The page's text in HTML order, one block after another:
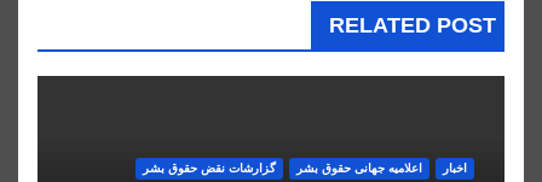
RELATED POST
اخبار اعلاميه جهانی حقوق بشر گزارشات نقض حقوق بشر